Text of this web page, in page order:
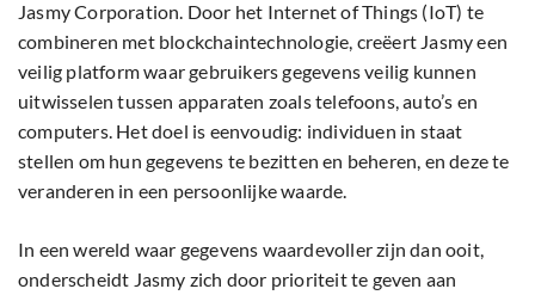
Jasmy Corporation. Door het Internet of Things (IoT) te
combineren met blockchaintechnologie, creëert Jasmy een
veilig platform waar gebruikers gegevens veilig kunnen
uitwisselen tussen apparaten zoals telefoons, auto’s en
computers. Het doel is eenvoudig: individuen in staat
stellen om hun gegevens te bezitten en beheren, en deze te
veranderen in een persoonlijke waarde.
In een wereld waar gegevens waardevoller zijn dan ooit,
onderscheidt Jasmy zich door prioriteit te geven aan